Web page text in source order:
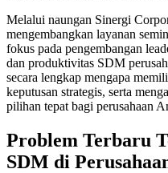
Melalui naungan Sinergi
mengembangkan layanan
fokus pada pengembangan
dan produktivitas SDM
secara lengkap mengapa
keputusan strategis, serta
pilihan tepat bagi perusahaan
Problem Terbaru
SDM di